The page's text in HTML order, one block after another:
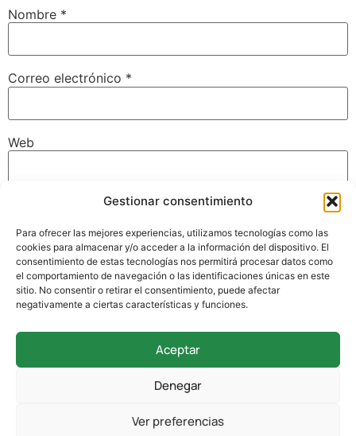
Gestionar consentimiento
Para ofrecer las mejores experiencias, utilizamos tecnologías como las
cookies para almacenar y/o acceder a la información del dispositivo. El
consentimiento de estas tecnologías nos permitirá procesar datos como
el comportamiento de navegación o las identificaciones únicas en este
sitio. No consentir o retirar el consentimiento, puede afectar
negativamente a ciertas características y funciones.
Aceptar
Denegar
Ver preferencias
Nombre *
Correo electrónico *
Web
navegador para la próxima vez que comente.
La Llanilla, 102, 39012 Santander, Cantabria